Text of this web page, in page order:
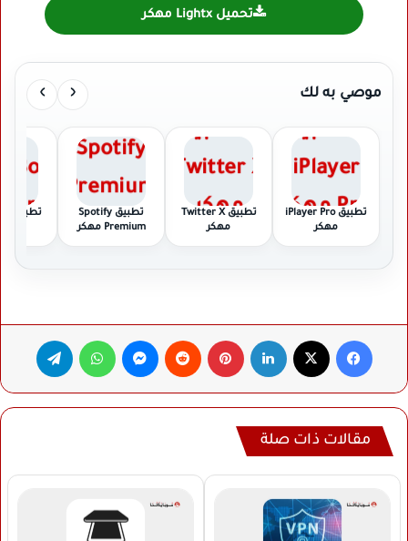
تحميل Lightx مهكر
موصي به لك ‹
›
تطبيق iPlayer Pro
مهكر
تطبيق Twitter X
مهكر
تطبيق Spotify
Premium مهكر
فيسبوك لينكدإن بينتيريست ماسنجر واتساب
مقالات ذات صلة